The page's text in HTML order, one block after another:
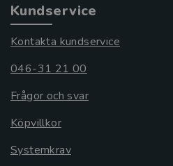
Kundservice
Kontakta kundservice
046-31 21 00
Frågor och svar
Köpvillkor
Systemkrav